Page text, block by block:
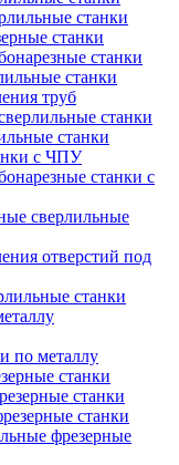
станки
станки
станки
станки
труб
станки
станки
с ЧПУ
станки с
сверлильные
отверстий под
станки
по металлу
станки
станки
станки
фрезерные